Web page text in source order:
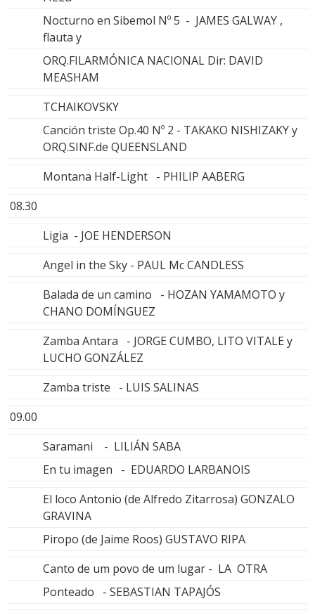
Nocturno en Sibemol Nº 5 - JAMES GALWAY ,
flauta y
ORQ.FILARMÓNICA NACIONAL Dir: DAVID
MEASHAM
TCHAIKOVSKY
Canción triste Op.40 Nº 2 - TAKAKO NISHIZAKY y
ORQ.SINF.de QUEENSLAND
Montana Half-Light - PHILIP AABERG
08.30
Ligia - JOE HENDERSON
Angel in the Sky - PAUL Mc CANDLESS
Balada de un camino - HOZAN YAMAMOTO y
CHANO DOMÍNGUEZ
Zamba Antara - JORGE CUMBO, LITO VITALE y
LUCHO GONZÁLEZ
Zamba triste - LUIS SALINAS
09.00
Saramani - LILIÁN SABA
En tu imagen - EDUARDO LARBANOIS
El loco Antonio (de Alfredo Zitarrosa) GONZALO
GRAVINA
Piropo (de Jaime Roos) GUSTAVO RIPA
Canto de um povo de um lugar - LA OTRA
Ponteado - SEBASTIAN TAPAJÓS